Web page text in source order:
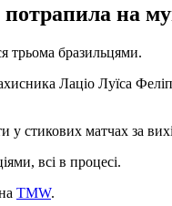
на
трьома бразильцями.
Лаціо Луїса
стикових матчах за
всі в процесі.
TMW.